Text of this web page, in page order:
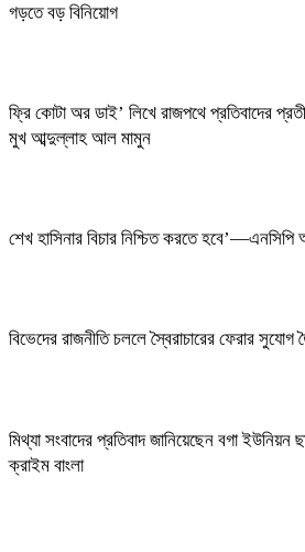
গড়তে বড় বিনিয়োগ
ফ্রি কোটা অর ডাই’ লিখে রাজপথে প্রতিবাদের
মুখ আব্দুল্লাহ আল মামুন
শেখ হাসিনার বিচার নিশ্চিত করতে
বিভেদের রাজনীতি চললে স্বৈরাচারের ফেরার
মিথ্যা সংবাদের প্রতিবাদ জানিয়েছেন বগা ইউনিয়ন
ক্রাইম বাংলা